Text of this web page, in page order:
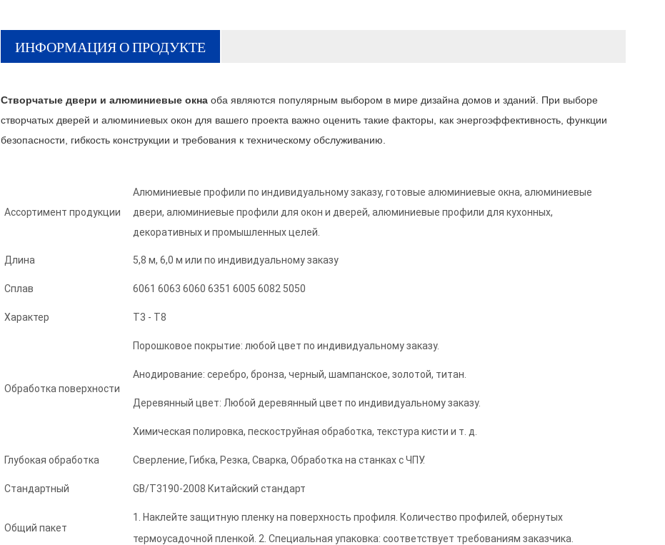
ИНФОРМАЦИЯ О ПРОДУКТЕ
Створчатые двери и алюминиевые окнаоба являются популярным выбором в мире дизайна домов и зданий. При выборе
створчатых дверей и алюминиевых окон для вашего проекта важно оценить такие факторы, как энергоэффективность, функции
безопасности, гибкость конструкции и требования к техническому обслуживанию.
Ассортимент продукции
Алюминиевые профили по индивидуальному заказу, готовые алюминиевые окна, алюминиевые
двери, алюминиевые профили для окон и дверей, алюминиевые профили для кухонных,
декоративных и промышленных целей.
Длина 5,8 м, 6,0 м или по индивидуальному заказу
Сплав 6061 6063 6060 6351 6005 6082 5050
Характер Т3 - Т8
Обработка поверхности
Порошковое покрытие: любой цвет по индивидуальному заказу.
Анодирование: серебро, бронза, черный, шампанское, золотой, титан.
Деревянный цвет: Любой деревянный цвет по индивидуальному заказу.
Химическая полировка, пескоструйная обработка, текстура кисти и т. д.
Глубокая обработка Сверление, Гибка, Резка, Сварка, Обработка на станках с ЧПУ.
Стандартный GB/T3190-2008 Китайский стандарт
Общий пакет
1. Наклейте защитную пленку на поверхность профиля. Количество профилей, обернутых
термоусадочной пленкой. 2. Специальная упаковка: соответствует требованиям заказчика.